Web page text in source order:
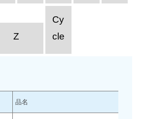
Z
Cy
cle
品名